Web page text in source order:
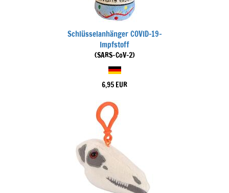
Schlüsselanhänger COVID-19-
Impfstoff
(SARS-CoV-2)
6,95 EUR